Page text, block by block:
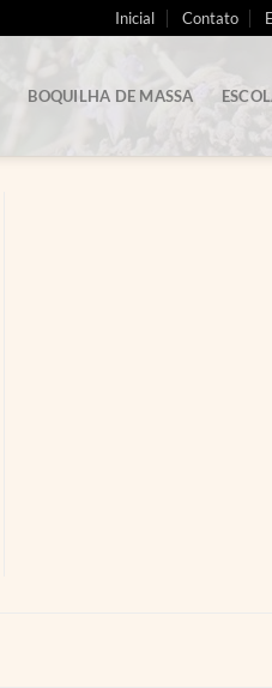
Inicial Contato
BOQUILHA DE MASSA